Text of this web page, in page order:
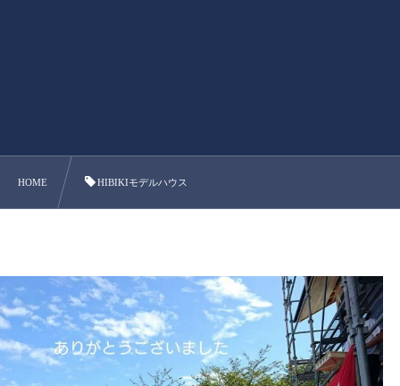
HOME HIBIKIモデルハウス